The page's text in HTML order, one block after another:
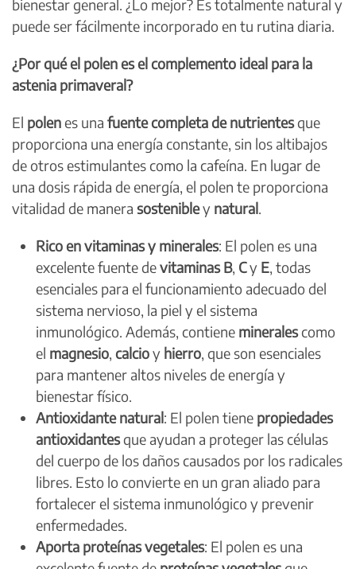
bienestar general. ¿Lo mejor? Es totalmente natural y
puede ser fácilmente incorporado en tu rutina diaria.
¿Por qué el polen es el complemento ideal para la
astenia primaveral?
El polen es una fuente completa de nutrientesque
proporciona una energía constante, sin los altibajos
de otros estimulantes como la cafeína. En lugar de
una dosis rápida de energía, el polen te proporciona
vitalidad de manera sostenibley natural.
Rico en vitaminas y minerales: El polen es una
excelente fuente devitaminas B, Cy E, todas
esenciales para el funcionamiento adecuado del
sistema nervioso, la piel y el sistema
inmunológico. Además, contiene mineralescomo
el magnesio, calcioy hierro, que son esenciales
para mantener altos niveles de energía y
bienestar físico.
Antioxidante natural: El polen tiene propiedades
antioxidantesque ayudan a proteger las células
del cuerpo de los daños causados por los radicales
libres. Esto lo convierte en un gran aliado para
fortalecer el sistema inmunológico y prevenir
enfermedades.
Aporta proteínas vegetales: El polen es una